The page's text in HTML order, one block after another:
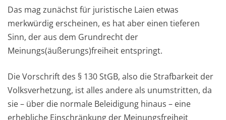
Das mag zunächst für juristische Laien etwas
merkwürdig erscheinen, es hat aber einen tieferen
Sinn, der aus dem Grundrecht der
Meinungs(äußerungs)freiheit entspringt.
Die Vorschrift des § 130 StGB, also die Strafbarkeit der
Volksverhetzung, ist alles andere als unumstritten, da
sie – über die normale Beleidigung hinaus – eine
erhebliche Einschränkung der Meinungsfreiheit